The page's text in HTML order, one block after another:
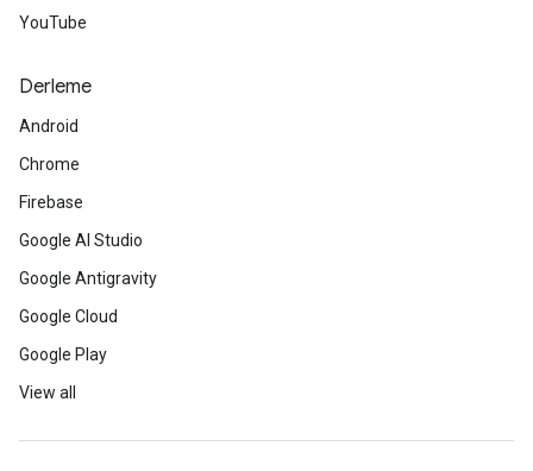
YouTube
Derleme
Android
Chrome
Firebase
Google AI Studio
Google Antigravity
Google Cloud
Google Play
View all